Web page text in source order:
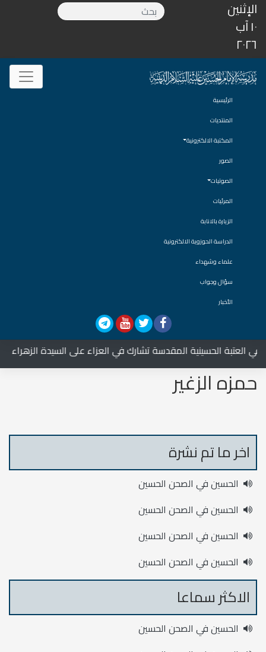
الإثنين
١٠ آب
٢٠٢٦
الرئيسية
المنتديات
المكتبة الالكترونية
الصور
الصوتيات
المرئيات
الزيارة بالانابة
الدراسة الحوزوية الالكترونية
علماء وشهداء
سؤال وجواب
الأخبار
العتبة الحسينية المقدسة تشارك في العزاء على السيدة الزهراء
حمزه الزغير
اخر ما تم نشرة
الحسين في الصحن الحسين
الحسين في الصحن الحسين
الحسين في الصحن الحسين
الحسين في الصحن الحسين
الاكثر سماعا
الحسين في الصحن الحسين